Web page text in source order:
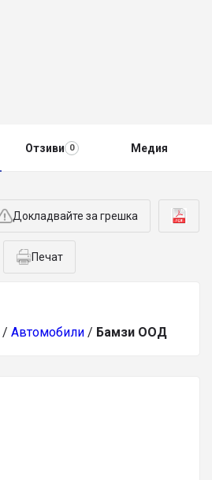
Отзиви 0 Медия
Докладвайте за грешка
Печат
/ Автомобили / Бамзи ООД